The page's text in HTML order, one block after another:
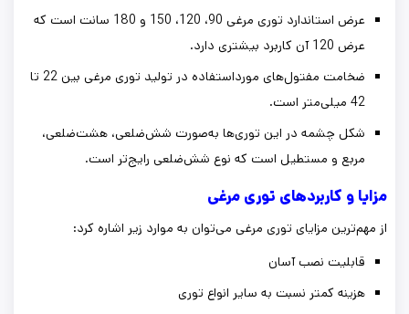
عرض استاندارد توری مرغی 90، 120، 150 و 180 سانت است که
عرض 120 آن کاربرد بیشتری دارد.
ضخامت مفتول‌های مورداستفاده در تولید توری مرغی بین 22 تا
42 میلی‌متر است.
شکل چشمه در این توری‌ها به‌صورت شش‌ضلعی، هشت‌ضلعی،
مربع و مستطیل است که نوع شش‌ضلعی رایج‌تر است.
مزایا و کاربردهای توری مرغی
از مهم‌ترین مزایای توری مرغی می‌توان به موارد زیر اشاره کرد:
قابلیت نصب آسان
هزینه کمتر نسبت به سایر انواع توری